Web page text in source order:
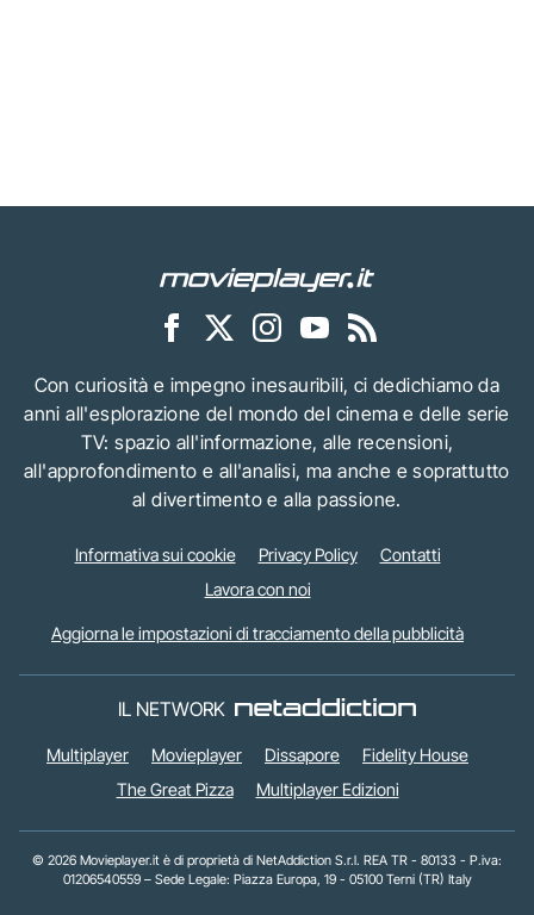
Con curiosità e impegno inesauribili, ci dedichiamo da
anni all'esplorazione del mondo del cinema e delle serie
TV: spazio all'informazione, alle recensioni,
all'approfondimento e all'analisi, ma anche e soprattutto
al divertimento e alla passione.
Informativa sui cookie Privacy Policy
Contatti
Lavora con noi
Aggiorna le impostazioni di tracciamento della pubblicità
IL NETWORK
Multiplayer Movieplayer Dissapore
Fidelity House
The Great Pizza
Multiplayer Edizioni
© 2026 Movieplayer.it è di proprietà di NetAddiction S.r.l. REA TR - 80133 - P.iva:
01206540559 – Sede Legale: Piazza Europa, 19 - 05100 Terni (TR) Italy